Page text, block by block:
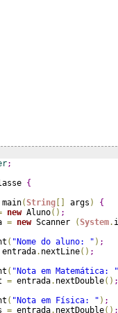
;
{
main(String [ ] args )
{
new Aluno( ) ;
= new Scanner (System.
( "Nome do aluno: " ) ;
entrada. nextLine( ) ;
( "Nota em Matemática: "
= entrada. nextDouble( ) ;
( "Nota em Física: " ) ;
= entrada. nextDouble( ) ;